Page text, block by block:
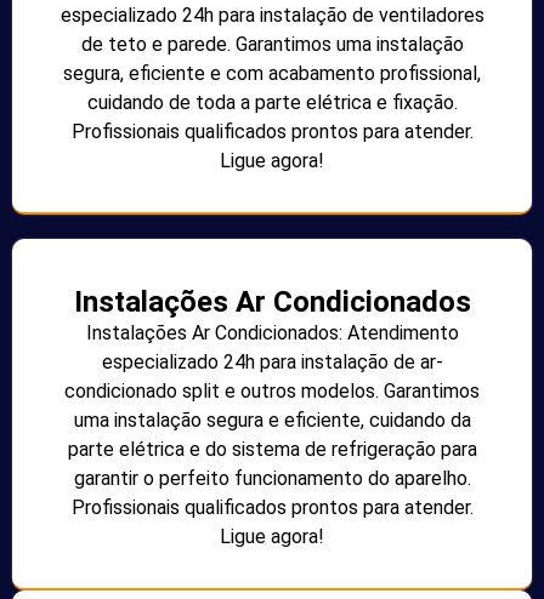
especializado 24h para instalação de ventiladores
de teto e parede. Garantimos uma instalação
segura, eficiente e com acabamento profissional,
cuidando de toda a parte elétrica e fixação.
Profissionais qualificados prontos para atender.
Ligue agora!
Instalações Ar Condicionados
Instalações Ar Condicionados: Atendimento
especializado 24h para instalação de ar-
condicionado split e outros modelos. Garantimos
uma instalação segura e eficiente, cuidando da
parte elétrica e do sistema de refrigeração para
garantir o perfeito funcionamento do aparelho.
Profissionais qualificados prontos para atender.
Ligue agora!